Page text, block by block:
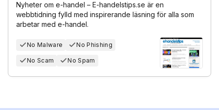
Nyheter om e-handel – E-handelstips.se är en
webbtidning fylld med inspirerande läsning för alla som
arbetar med e-handel.
No Malware No Phishing
No Scam No Spam